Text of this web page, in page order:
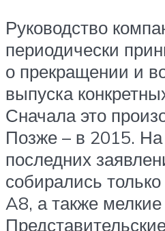
Руководство
периодически
о прекращении и
выпуска
Сначала это
Позже – в 2015.
последних
собирались
A8, а также